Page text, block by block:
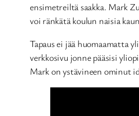
ensimetreiltä saakka. Mark
voi ränkätä koulun naisia
Tapaus ei jää huomaamatta
verkkosivu jonne pääsisi
Mark on ystävineen ominut